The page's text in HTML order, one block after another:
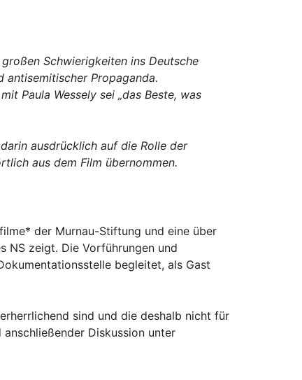
Schwierigkeiten ins Deutsche
antisemitischer Propaganda.
Paula Wessely sei „das Beste, was
ausdrücklich auf die Rolle der
aus dem Film übernommen.
der Murnau-Stiftung und eine über
NS zeigt. Die Vorführungen und
begleitet, als Gast
sind und die deshalb nicht für
Diskussion unter